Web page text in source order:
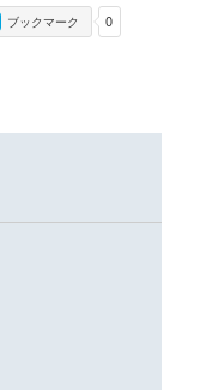
0
ブックマーク